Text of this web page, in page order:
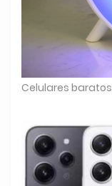
Celulares baratos